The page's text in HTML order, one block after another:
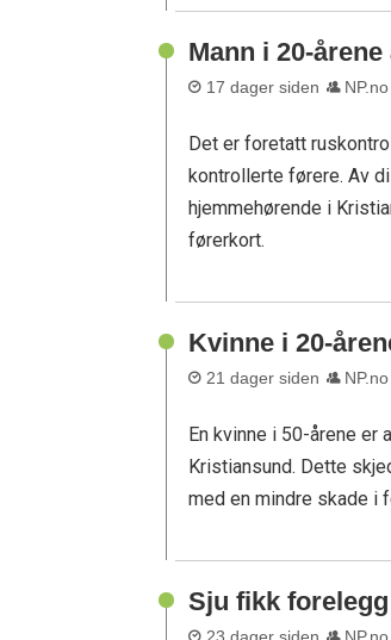
Mann i 20-
17 dager siden NP.no
Det er foretatt
kontrollerte førere. Av
hjemmehørende i
førerkort.
Kvinne i 20-
21 dager siden NP.no
En kvinne i 50-årene
Kristiansund. Dette
med en mindre skade i
Sju fikk forelegg